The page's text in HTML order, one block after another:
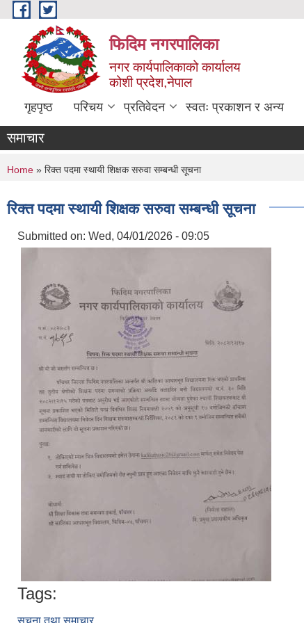
Skip to main content
फिदिम नगरपालिका
नगर कार्यपालिकाको कार्यालय
कोशी प्रदेश,नेपाल
गृहपृष्ठ परिचय प्रतिवेदन स्वतः प्रकाशन र अन्य
समाचार
You are here
Home » रिक्त पदमा स्थायी शिक्षक सरुवा सम्बन्धी सूचना
रिक्त पदमा स्थायी शिक्षक सरुवा सम्बन्धी सूचना
Submitted on: Wed, 04/01/2026 - 09:05
Tags:
सूचना तथा समाचार